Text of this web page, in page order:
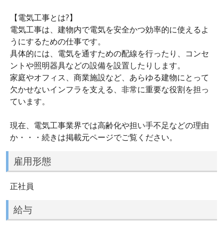
【電気工事とは?】
電気工事は、建物内で電気を安全かつ効率的に使えるよ
うにするための仕事です。
具体的には、電気を通すための配線を行ったり、コンセ
ントや照明器具などの設備を設置したりします。
家庭やオフィス、商業施設など、あらゆる建物にとって
欠かせないインフラを支える、非常に重要な役割を担っ
ています。
現在、電気工事業界では高齢化や担い手不足などの理由
か・・・続きは掲載元ページでご覧ください。
雇用形態
正社員
給与